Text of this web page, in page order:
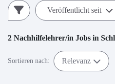
Veröffentlicht seit
2 Nachhilfelehrer/in Jobs in
Sortieren nach: Relevanz